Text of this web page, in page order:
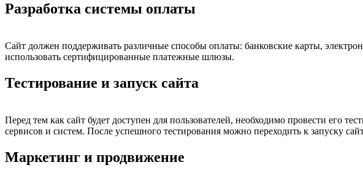
Разработка системы оплаты
Сайт должен поддерживать различные способы оплаты: банковские карты,
использовать сертифицированные платежные шлюзы.
Тестирование и запуск сайта
Перед тем как сайт будет доступен для пользователей, необходимо провести его
сервисов и систем. После успешного тестирования можно переходить к запуску
Маркетинг и продвижение